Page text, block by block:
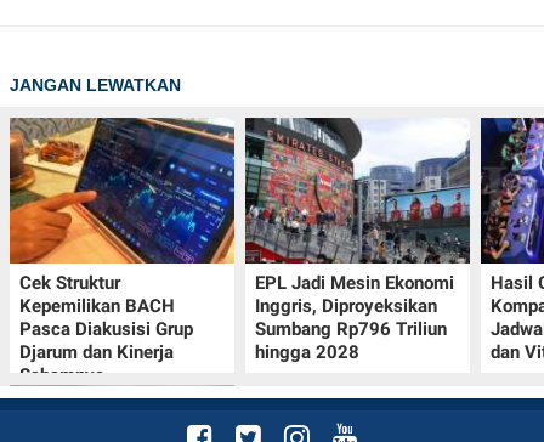
JANGAN LEWATKAN
Cek Struktur
Kepemilikan BACH
Pasca Diakusisi Grup
Djarum dan Kinerja
Sahamnya
EPL Jadi Mesin Ekonomi
Inggris, Diproyeksikan
Sumbang Rp796 Triliun
hingga 2028
Hasil
dan